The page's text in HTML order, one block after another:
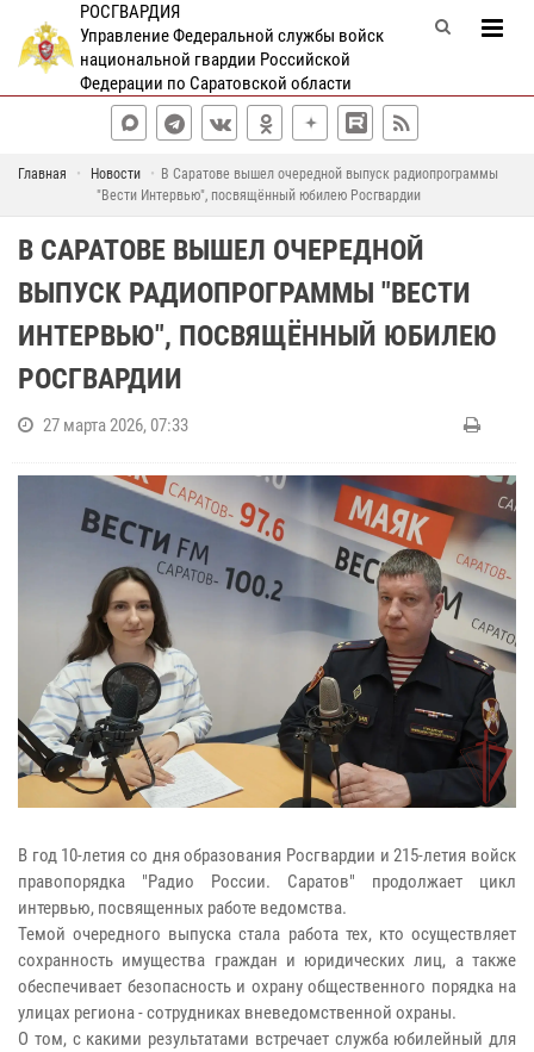
РОСГВАРДИЯ
Управление Федеральной службы войск
национальной гвардии Российской
Федерации по Саратовской области
Главная Новости
В Саратове вышел очередной выпуск радиопрограммы
"Вести Интервью", посвящённый юбилею Росгвардии
В САРАТОВЕ ВЫШЕЛ ОЧЕРЕДНОЙ
ВЫПУСК РАДИОПРОГРАММЫ "ВЕСТИ
ИНТЕРВЬЮ", ПОСВЯЩЁННЫЙ ЮБИЛЕЮ
РОСГВАРДИИ
27 марта 2026, 07:33
В год 10-летия со дня образования Росгвардии и 215-летия войск
правопорядка "Радио России. Саратов" продолжает цикл
интервью, посвященных работе ведомства.
Темой очередного выпуска стала работа тех, кто осуществляет
сохранность имущества граждан и юридических лиц, а также
обеспечивает безопасность и охрану общественного порядка на
улицах региона - сотрудниках вневедомственной охраны.
О том, с какими результатами встречает служба юбилейный для